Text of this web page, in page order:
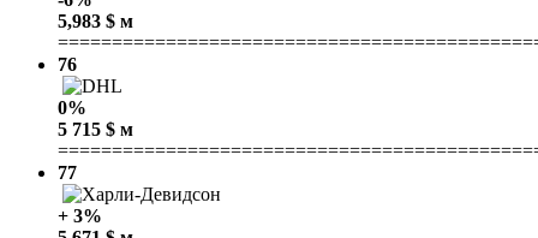
5,983 $ м
76
0%
5 715 $ м
77
+ 3%